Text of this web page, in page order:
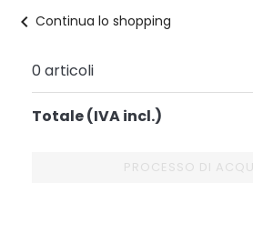
chevron_left Continua lo shopping
0 articoli
Totale (IVA incl.)
PROCESSO DI